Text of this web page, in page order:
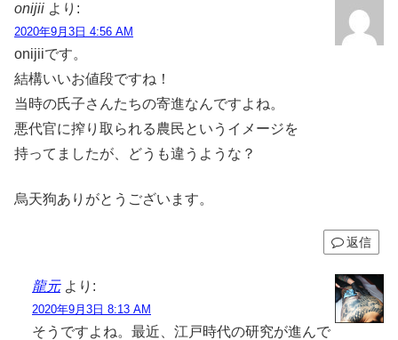
onijii より:
2020年9月3日 4:56 AM
onijiiです。
結構いいお値段ですね！
当時の氏子さんたちの寄進なんですよね。
悪代官に搾り取られる農民というイメージを
持ってましたが、どうも違うような？
烏天狗ありがとうございます。
返信
龍元 より:
2020年9月3日 8:13 AM
そうですよね。最近、江戸時代の研究が進んで